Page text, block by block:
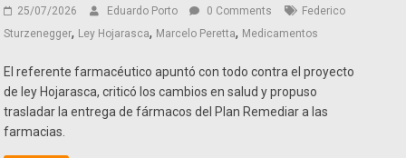
25/07/2026 Eduardo Porto 0 Comments
Federico
Sturzenegger, Ley Hojarasca, Marcelo Peretta, Medicamentos
El referente farmacéutico apuntó con todo contra el proyecto
de ley Hojarasca, criticó los cambios en salud y propuso
trasladar la entrega de fármacos del Plan Remediar a las
farmacias.